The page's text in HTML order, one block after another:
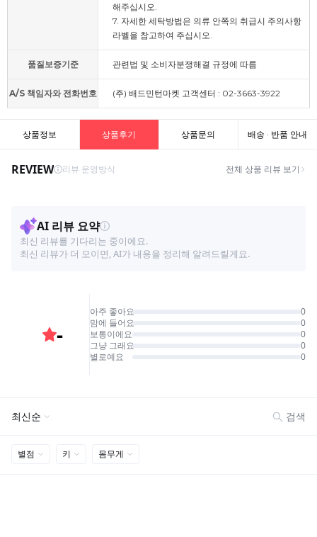
해주십시오.
7. 자세한 세탁방법은 의류 안쪽의 취급시 주의사항
라벨을 참고하여 주십시오.
품질보증기준 관련법 및 소비자분쟁해결 규정에 따름
A/S 책임자와 전화번호 (주) 배드민턴마켓 고객센터 : 02-3663-3922
상품정보 상품후기 상품문의 배송 · 반품 안내